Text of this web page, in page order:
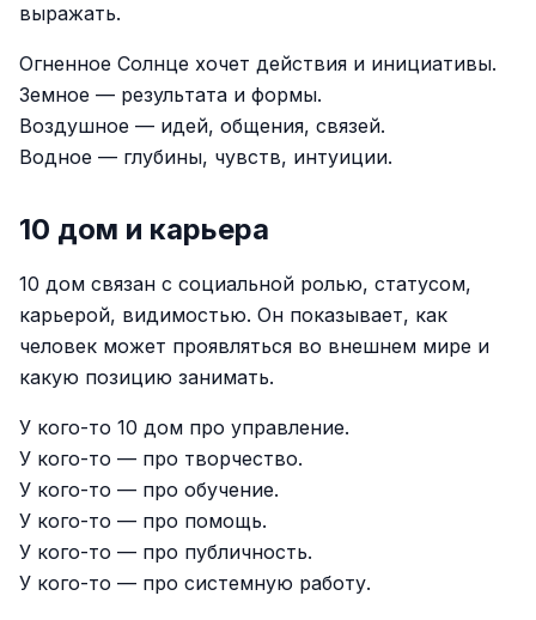
выражать.
Огненное Солнце хочет действия и инициативы.
Земное — результата и формы.
Воздушное — идей, общения, связей.
Водное — глубины, чувств, интуиции.
10 дом и карьера
10 дом связан с социальной ролью, статусом,
карьерой, видимостью. Он показывает, как
человек может проявляться во внешнем мире и
какую позицию занимать.
У кого-то 10 дом про управление.
У кого-то — про творчество.
У кого-то — про обучение.
У кого-то — про помощь.
У кого-то — про публичность.
У кого-то — про системную работу.